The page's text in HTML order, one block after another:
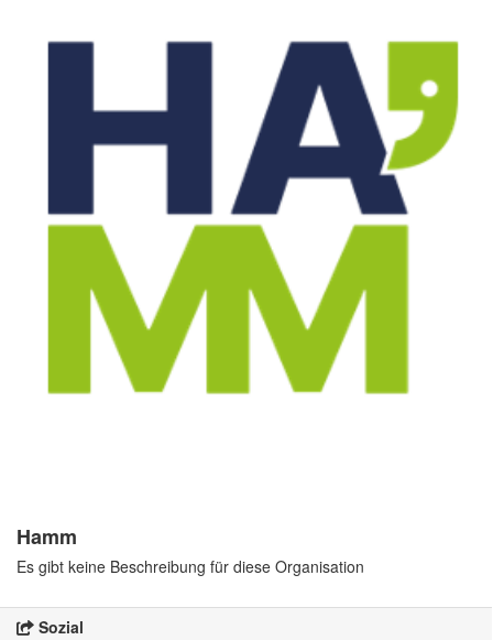
Hamm
Es gibt keine Beschreibung für diese Organisation
Sozial